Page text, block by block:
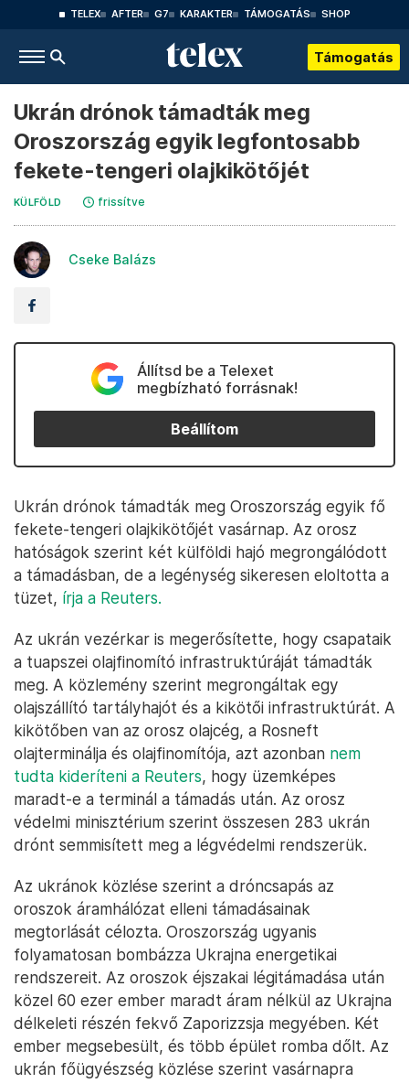
TELEX AFTER G7 KARAKTER TÁMOGATÁS SHOP
Támogatás
Ukrán drónok támadták meg
Oroszország egyik legfontosabb
fekete-tengeri olajkikötőjét
KÜLFÖLD frissítve
Cseke Balázs
Állítsd be a Telexet
megbízható forrásnak!
Beállítom
Ukrán drónok támadták meg Oroszország egyik fő
fekete-tengeri olajkikötőjét vasárnap. Az orosz
hatóságok szerint két külföldi hajó megrongálódott
a támadásban, de a legénység sikeresen eloltotta a
tüzet, írja a Reuters.
Az ukrán vezérkar is megerősítette, hogy csapataik
a tuapszei olajfinomító infrastruktúráját támadták
meg. A közlemény szerint megrongáltak egy
olajszállító tartályhajót és a kikötői infrastruktúrát. A
kikötőben van az orosz olajcég, a Rosneft
olajterminálja és olajfinomítója, azt azonban nem
tudta kideríteni a Reuters, hogy üzemképes
maradt-e a terminál a támadás után. Az orosz
védelmi minisztérium szerint összesen 283 ukrán
drónt semmisített meg a légvédelmi rendszerük.
Az ukránok közlése szerint a dróncsapás az
oroszok áramhálózat elleni támadásainak
megtorlását célozta. Oroszország ugyanis
folyamatosan bombázza Ukrajna energetikai
rendszereit. Az oroszok éjszakai légitámadása után
közel 60 ezer ember maradt áram nélkül az Ukrajna
délkeleti részén fekvő Zaporizzsja megyében. Két
ember megsebesült, és több épület romba dőlt. Az
ukrán főügyészség közlése szerint vasárnapra